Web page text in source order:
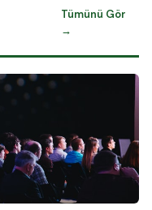
Tümünü Gör
→